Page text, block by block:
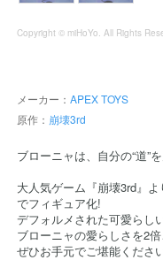
Copyright © miHoYo. All Rights
メーカー： APEX TOYS
原作： 崩壊3rd
ブローニャは、自分の“道”
大人気ゲーム『崩壊3rd』
でフィギュア化!
デフォルメされた可愛らし
ブローニャの愛らしさを2
ぜひお手元でご堪能くださ